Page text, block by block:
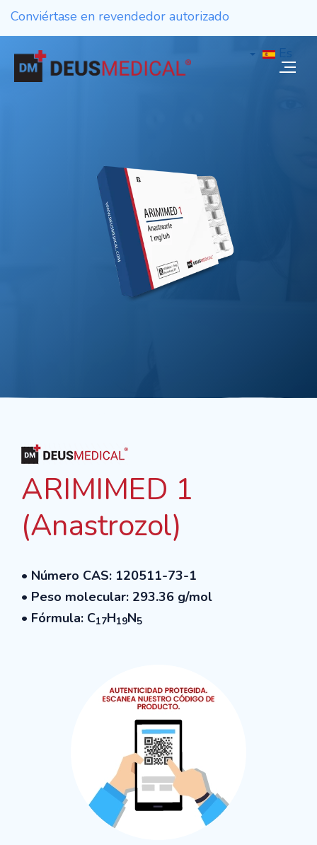
Conviértase en revendedor autorizado
Es
ARIMIMED 1
(Anastrozol)
• Número CAS: 120511-73-1
• Peso molecular: 293.36 g/mol
• Fórmula: C17H19N5